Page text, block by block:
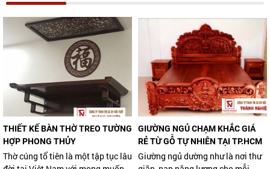
THIẾT KẾ BÀN THỜ TREO TƯỜNG
HỢP PHONG THỦY
Thờ cúng tổ tiên là một tập tục lâu
GIƯỜNG NGỦ CHẠM KHẮC GIÁ
RẺ TỪ GỖ TỰ NHIÊN TẠI TP.HCM
Giường ngủ dường như là nơi thư